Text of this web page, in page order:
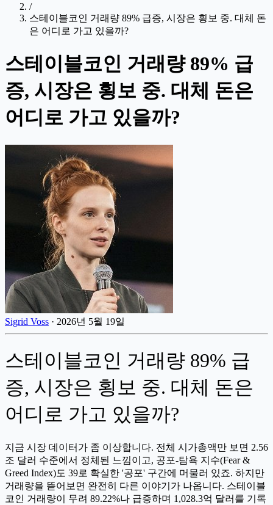
/
스테이블코인 거래량 89% 급증, 시장은 횡보 중. 대체 돈
은 어디로 가고 있을까?
스테이블코인 거래량 89% 급
증, 시장은 횡보 중. 대체 돈은
어디로 가고 있을까?
Sigrid Voss · 2026년 5월 19일
스테이블코인 거래량 89% 급
증, 시장은 횡보 중. 대체 돈은
어디로 가고 있을까?
지금 시장 데이터가 좀 이상합니다. 전체 시가총액만 보면 2.56
조 달러 수준에서 정체된 느낌이고, 공포-탐욕 지수(Fear &
Greed Index)도 39로 확실한 '공포' 구간에 머물러 있죠. 하지만
거래량을 뜯어보면 완전히 다른 이야기가 나옵니다. 스테이블
코인 거래량이 무려 89.22%나 급증하며 1,028.3억 달러를 기록